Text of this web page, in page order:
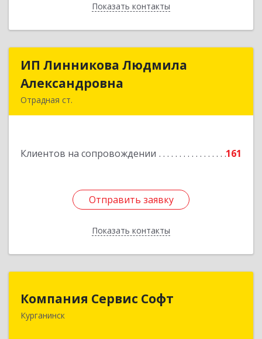
Показать контакты
Назад
ИП Линникова Людмила
Александровна
Отрадная ст.
Клиентов на сопровождении 161
Отправить заявку
Показать контакты
ИП Линникова Людмила
Подробнее
Отправить заявку
Назад
Компания Сервис Софт
Курганинск
Компания Сервис Софт
352430, Краснодарский край, Курганинск г,